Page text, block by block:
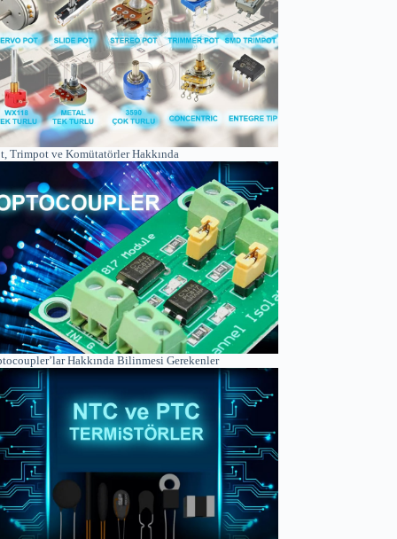
Trimpot ve Komütatörler Hakkında
Hakkında Bilinmesi Gerekenler